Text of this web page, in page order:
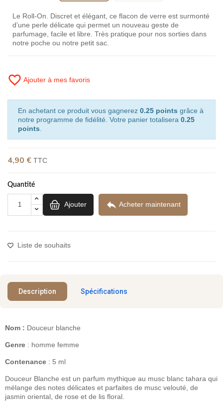
Le Roll-On. Discret et élégant, ce flacon de verre est surmonté
d’une perle délicate qui permet un nouveau geste de
parfumage, facile et libre. Très pratique pour nos sorties dans
notre poche ou notre petit sac.
favorite_border Ajouter à mes favoris
En achetant ce produit vous gagnerez 0.25 points grâce à
notre programme de fidélité. Votre panier totalisera 0.25
points
4,90 € TTC
Quantité
Ajouter  Acheter maintenant
Liste de souhaits
Description Spécifications
Nom : Douceur blanche
Genre : homme femme
Contenance : 5 ml
Douceur Blanche est un parfum mythique au musc blanc tahara qui
mélange des notes délicates et parfaites de musc velouté, de
jasmin oriental, de rose et de lis floral.